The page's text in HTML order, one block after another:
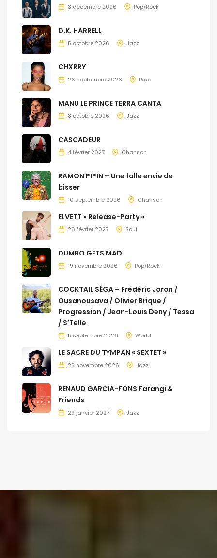
3 décembre 2026 Pop/Rock
D.K. HARRELL
5 octobre 2026 Jazz
CHXRRY
26 septembre 2026 Pop
MANU LE PRINCE TERRA CANTA
8 octobre 2026 Jazz
CASCADEUR
4 février 2027 Chanson
RAMON PIPIN – Une folle envie de
bisser
10 septembre 2026 Chanson
ELVETT « Release-Party »
26 février 2027 Soul
DUMBO GETS MAD
19 novembre 2026 Pop/Rock
COCKTAIL SÉGA – Frédéric Joron /
Ousanousava / Olivier Brique /
Progression / Jean-Louis Deny / Tessa
/ S’Telle
5 septembre 2026 World
LE SACRE DU TYMPAN « SEXTET »
25 novembre 2026 Jazz
RENAUD GARCIA-FONS Farangi &
Friends
29 janvier 2027 Jazz